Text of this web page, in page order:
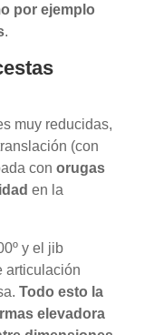
por ejemplo
.
muy reducidas,
(con
con orugas
en la
y el jib
articulación
Todo esto la
elevadora